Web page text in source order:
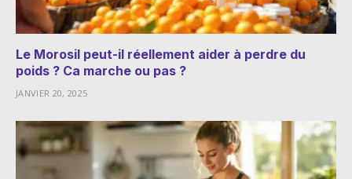
Le Morosil peut-il réellement aider à perdre du
poids ? Ca marche ou pas ?
JANVIER 20, 2025